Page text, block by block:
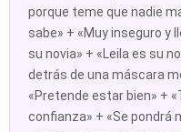
porque teme que nadie
sabe» + «Muy inseguro y
su novia» + «Leila es su
detrás de una máscara
«Pretende estar bien» +
confianza» + «Se pondrá